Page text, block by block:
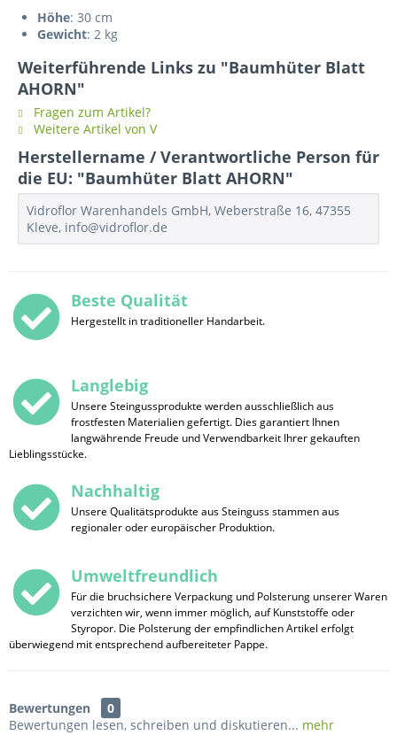
Höhe: 30 cm
Gewicht: 2 kg
Weiterführende Links zu "Baumhüter Blatt
AHORN"
Fragen zum Artikel?
Weitere Artikel von V
Herstellername / Verantwortliche Person für
die EU: "Baumhüter Blatt AHORN"
Vidroflor Warenhandels GmbH, Weberstraße 16, 47355
Kleve, info@vidroflor.de
Beste Qualität
Hergestellt in traditioneller Handarbeit.
Langlebig
Unsere Steingussprodukte werden ausschließlich aus
frostfesten Materialien gefertigt. Dies garantiert Ihnen
langwährende Freude und Verwendbarkeit Ihrer gekauften
Lieblingsstücke.
Nachhaltig
Unsere Qualitätsprodukte aus Steinguss stammen aus
regionaler oder europäischer Produktion.
Umweltfreundlich
Für die bruchsichere Verpackung und Polsterung unserer Waren
verzichten wir, wenn immer möglich, auf Kunststoffe oder
Styropor. Die Polsterung der empfindlichen Artikel erfolgt
überwiegend mit entsprechend aufbereiteter Pappe.
Bewertungen
0
Bewertungen lesen, schreiben und diskutieren... mehr